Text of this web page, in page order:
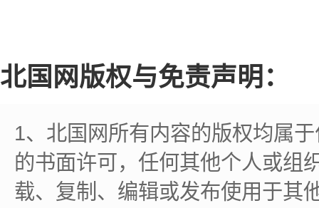
北国网版权与免责声明：
1、北国网所有内容的版权均属
的书面许可，任何其他个人或组
载、复制、编辑或发布使用于其